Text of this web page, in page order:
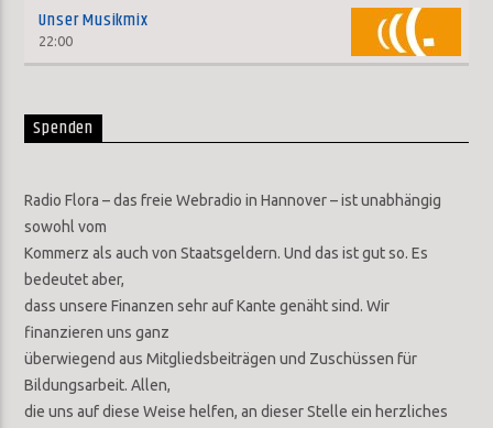
Unser Musikmix
22:00
Spenden
Radio Flora – das freie Webradio in Hannover – ist unabhängig
sowohl vom
Kommerz als auch von Staatsgeldern. Und das ist gut so. Es
bedeutet aber,
dass unsere Finanzen sehr auf Kante genäht sind. Wir
finanzieren uns ganz
überwiegend aus Mitgliedsbeiträgen und Zuschüssen für
Bildungsarbeit. Allen,
die uns auf diese Weise helfen, an dieser Stelle ein herzliches